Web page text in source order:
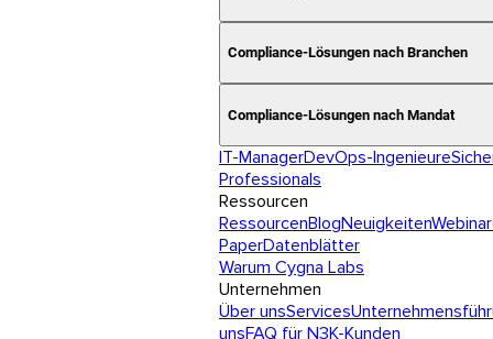
Compliance-Lösungen nach Branchen
Compliance-Lösungen nach Mandat
IT-ManagerDevOps-Ingenieure
Professionals
Ressourcen
RessourcenBlogNeuigkeiten
PaperDatenblätter
Warum Cygna Labs
Unternehmen
Über unsServices
unsFAQ für N3K-Kunden